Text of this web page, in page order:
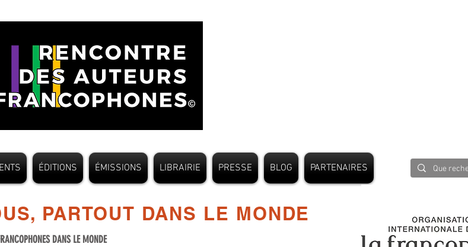
ÉDITIONS ÉMISSIONS LIBRAIRIE PRESSE BLOG PARTENAIRES
PARTOUT DANS LE MONDE
DANS LE MONDE